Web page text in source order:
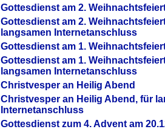
Gottesdienst am 2.
Gottesdienst am 2.
langsamen Internetanschluss
Gottesdienst am 1.
Gottesdienst am 1.
langsamen Internetanschluss
Christvesper an Heilig Abend
Christvesper an Heilig Abend, für
Internetanschluss
Gottesdienst zum 4. Advent am